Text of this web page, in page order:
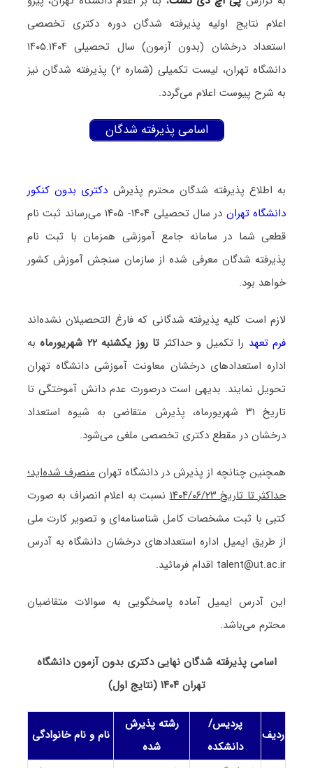
اعلام نتایج اولیه پذیرفته شدگان دوره دکتری تخصصی
استعداد درخشان (بدون آزمون) سال تحصیلی ۱۴۰۵.۱۴۰۴
دانشگاه تهران، لیست تکمیلی (شماره ۲) پذیرفته شدگان نیز
به شرح پیوست اعلام می‌گردد.
اسامی پذیرفته شدگان
به اطلاع پذیرفته شدگان محترم پذیرش دکتری بدون کنکور
دانشگاه تهران
در سال تحصیلی ۱۴۰۴- ۱۴۰۵ می‌رساند ثبت نام
قطعی شما در سامانه جامع آموزشی همزمان با ثبت نام
پذیرفته شدگان معرفی شده از سازمان سنجش آموزش کشور
خواهد بود.
لازم است کلیه پذیرفته شدگانی که فارغ التحصیلان نشده‌اند
فرم تعهد را تکمیل و حداکثر تا روز یکشنبه ۲۲ شهریورماه
به
اداره استعدادهای درخشان معاونت آموزشی دانشگاه تهران
تحویل نمایند. بدیهی است درصورت عدم دانش آموختگی تا
تاریخ ۳۱ شهریورماه، پذیرش متقاضی به شیوه استعداد
درخشان در مقطع دکتری تخصصی ملغی می‌شود.
همچنین چنانچه از پذیرش در دانشگاه تهران منصرف شده‌اید؛
حداکثر تا تاریخ ۲۳/‏۰۶/‏۱۴۰۴
‬ نسبت به اعلام انصراف به صورت
کتبی با ثبت مشخصات کامل شناسنامه‌ای و تصویر کارت ملی
از طریق ایمیل اداره استعدادهای درخشان دانشگاه به آدرس
talent@ut.ac.ir اقدام فرمائید.
این آدرس ایمیل آماده پاسخگویی به سوالات متقاضیان
محترم می‌باشد.
اسامی پذیرفته‌ شدگان نهایی دکتری بدون آزمون دانشگاه
تهران ۱۴۰۴ (نتایج اول)
ردیف
پردیس/
دانشکده
رشته پذیرش
شده
نام و نام خانوادگی